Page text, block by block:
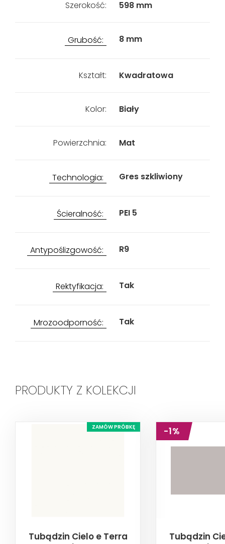
Szerokość: 598 mm
Grubość: 8 mm
Kształt: Kwadratowa
Kolor: Biały
Powierzchnia: Mat
Technologia: Gres szkliwiony
Ścieralność: PEI 5
Antypoślizgowość: R9
Rektyfikacja: Tak
Mrozoodporność: Tak
PRODUKTY Z KOLEKCJI
ZAMÓW PRÓBKĘ
Tubądzin Cielo e Terra
-1%
Tubądzin